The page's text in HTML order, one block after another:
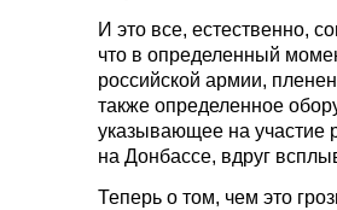
И это все, естественно,
что в определенный
российской армии,
также определенное
указывающее на участие
на Донбассе, вдруг
Теперь о том, чем это